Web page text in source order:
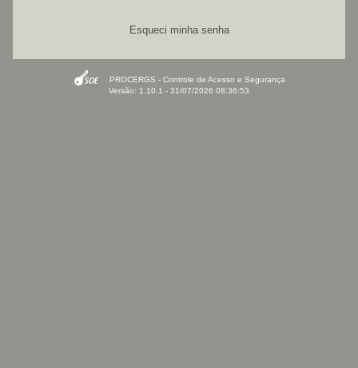
Esqueci minha senha
PROCERGS - Controle de Acesso e Segurança
Versão: 1.10.1 - 31/07/2026 08:36:53